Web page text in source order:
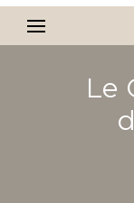
Le